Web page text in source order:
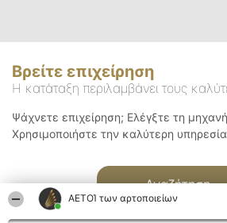
ΑΕΤΟΊ των αρτοποιείων
Βρείτε επιχείρηση
Η κατάταξη περιλαμβάνει τους
Ψάχνετε επιχείρηση; Ελέγξτε τη
Χρησιμοποιήστε την καλύτερη υπηρεσία
Αναζήτηση